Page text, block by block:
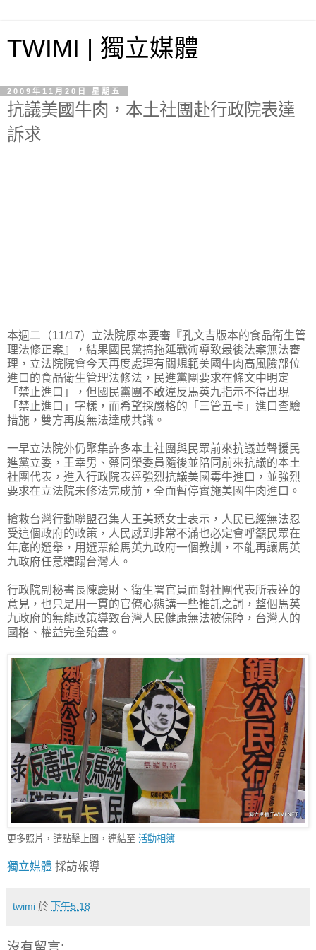
TWIMI | 獨立媒體
2009年11月20日 星期五
抗議美國牛肉，本土社團赴行政院表達
訴求
本週二（11/17）立法院原本要審『孔文吉版本的食品衛生管
理法修正案』，結果國民黨搞拖延戰術導致最後法案無法審
理，立法院院會今天再度處理有關規範美國牛肉高風險部位
進口的食品衛生管理法修法，民進黨團要求在條文中明定
「禁止進口」，但國民黨團不敢違反馬英九指示不得出現
「禁止進口」字樣，而希望採嚴格的「三管五卡」進口查驗
措施，雙方再度無法達成共識。
一早立法院外仍聚集許多本土社團與民眾前來抗議並聲援民
進黨立委，王幸男、蔡同榮委員隨後並陪同前來抗議的本土
社團代表，進入行政院表達強烈抗議美國毒牛進口，並強烈
要求在立法院未修法完成前，全面暫停實施美國牛肉進口。
搶救台灣行動聯盟召集人王美琇女士表示，人民已經無法忍
受這個政府的政策，人民感到非常不滿也必定會呼籲民眾在
年底的選舉，用選票給馬英九政府一個教訓，不能再讓馬英
九政府任意糟蹋台灣人。
行政院副秘書長陳慶財、衛生署官員面對社團代表所表達的
意見，也只是用一貫的官僚心態講一些推託之詞，整個馬英
九政府的無能政策導致台灣人民健康無法被保障，台灣人的
國格、權益完全殆盡。
更多照片，請點擊上圖，連結至 活動相簿
獨立媒體 採訪報導
twimi 於 下午5:18
沒有留言: